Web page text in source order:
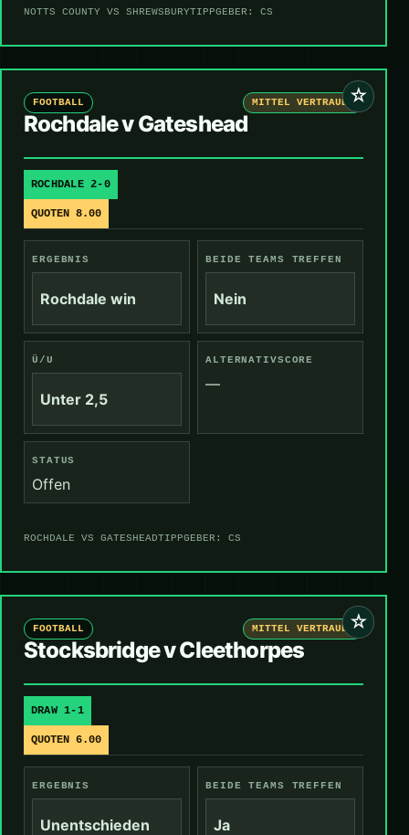
NOTTS COUNTY VS SHREWSBURYTIPPGEBER: CS
☆
FOOTBALL MITTEL VERTRAUEN
Rochdale v Gateshead
ROCHDALE 2-0
QUOTEN 8.00
ERGEBNIS
Rochdale win
BEIDE TEAMS TREFFEN
Nein
Ü/U
Unter 2,5
ALTERNATIVSCORE
—
STATUS
Offen
ROCHDALE VS GATESHEADTIPPGEBER: CS
☆
FOOTBALL MITTEL VERTRAUEN
Stocksbridge v Cleethorpes
DRAW 1-1
QUOTEN 6.00
ERGEBNIS
Unentschieden
BEIDE TEAMS TREFFEN
Ja